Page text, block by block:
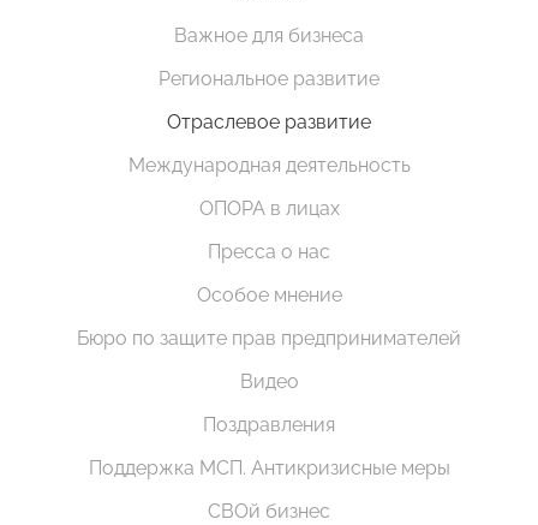
Важное для бизнеса
Региональное развитие
Отраслевое развитие
Международная деятельность
ОПОРА в лицах
Пресса о нас
Особое мнение
Бюро по защите прав предпринимателей
Видео
Поздравления
Поддержка МСП. Антикризисные меры
СВОй бизнес